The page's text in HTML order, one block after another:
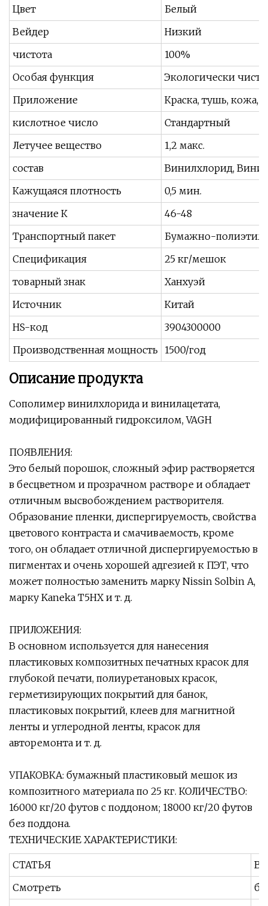
Цвет
Белый
Вейдер
Низкий
чистота
100%
Особая функция
Экологически
Приложение
Краска, тушь, кожа,
кислотное число
Стандартный
Летучее вещество
1,2 макс.
состав
Винилхлорид,
Кажущаяся плотность
0,5 мин.
значение К
46-48
Транспортный пакет
Бумажно-
Спецификация
25 кг/мешок
товарный знак
Ханхуэй
Источник
Китай
HS-код
3904300000
Производственная мощность
1500/год
Описание продукта
Сополимер винилхлорида и винилацетата,
модифицированный гидроксилом, VAGH
ПОЯВЛЕНИЯ:
Это белый порошок, сложный эфир растворяется
в бесцветном и прозрачном растворе и обладает
отличным высвобождением растворителя.
Образование пленки, диспергируемость, свойства
цветового контраста и смачиваемость, кроме
того, он обладает отличной диспергируемостью в
пигментах и ​​очень хорошей адгезией к ПЭТ, что
может полностью заменить марку Nissin Solbin A,
марку Kaneka T5HX и т. д.
ПРИЛОЖЕНИЯ:
В основном используется для нанесения
пластиковых композитных печатных красок для
глубокой печати, полиуретановых красок,
герметизирующих покрытий для банок,
пластиковых покрытий, клеев для магнитной
ленты и углеродной ленты, красок для
авторемонта и т. д.
УПАКОВКА: бумажный пластиковый мешок из
композитного материала по 25 кг. КОЛИЧЕСТВО:
16000 кг/20 футов с поддоном; 18000 кг/20 футов
без поддона.
ТЕХНИЧЕСКИЕ ХАРАКТЕРИСТИКИ:
СТАТЬЯ
Смотреть